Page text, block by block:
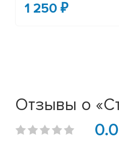
1 250 ₽
Отзывы о
0.0